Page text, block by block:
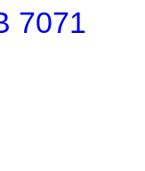
7071